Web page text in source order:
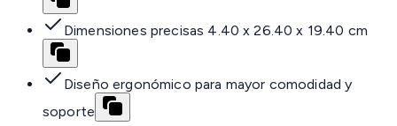
Dimensiones precisas 4.40 x 26.40 x 19.40 cm
Diseño ergonómico para mayor comodidad y
soporte